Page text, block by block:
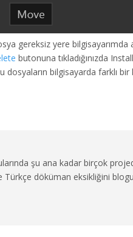
gereksiz yere
butonuna tıkladığınızda
dosyaların bilgisayarda farklı
şu ana kadar birçok
Türkçe döküman eksikliğini